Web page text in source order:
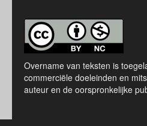
Overname van teksten is
commerciële doeleinden en
auteur en de oorspronkelijke